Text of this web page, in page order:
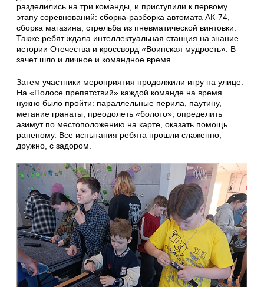
разделились на три команды, и приступили к первому
этапу соревнований: сборка-разборка автомата АК-74,
сборка магазина, стрельба из пневматической винтовки.
Также ребят ждала интеллектуальная станция на знание
истории Отечества и кроссворд «Воинская мудрость». В
зачет шло и личное и командное время.
Затем участники мероприятия продолжили игру на улице.
На «Полосе препятствий» каждой команде на время
нужно было пройти: параллельные перила, паутину,
метание гранаты, преодолеть «болото», определить
азимут по местоположению на карте, оказать помощь
раненому. Все испытания ребята прошли слаженно,
дружно, с задором.